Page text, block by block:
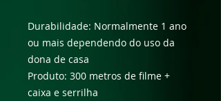
Durabilidade: Normalmente 1 ano
ou mais dependendo do uso da
dona de casa
Produto: 300 metros de filme +
caixa e serrilha